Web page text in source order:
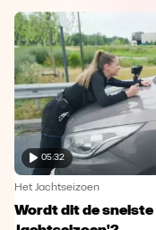
05:32
Het Jachtseizoen
Wordt dit de